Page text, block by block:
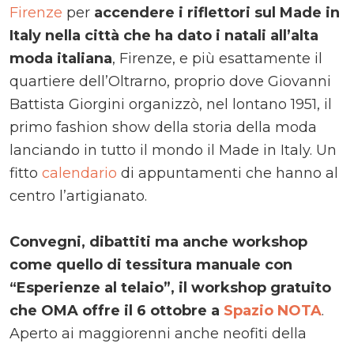
Firenze per accendere i riflettori sul Made in
Italy nella città che ha dato i natali all’alta
moda italiana, Firenze, e più esattamente il
quartiere dell’Oltrarno, proprio dove Giovanni
Battista Giorgini organizzò, nel lontano 1951, il
primo fashion show della storia della moda
lanciando in tutto il mondo il Made in Italy. Un
fitto calendario di appuntamenti che hanno al
centro l’artigianato.
Convegni, dibattiti ma anche workshop
come quello di tessitura manuale con
“Esperienze al telaio”, il workshop gratuito
che OMA offre il 6 ottobre a Spazio NOTA.
Aperto ai maggiorenni anche neofiti della